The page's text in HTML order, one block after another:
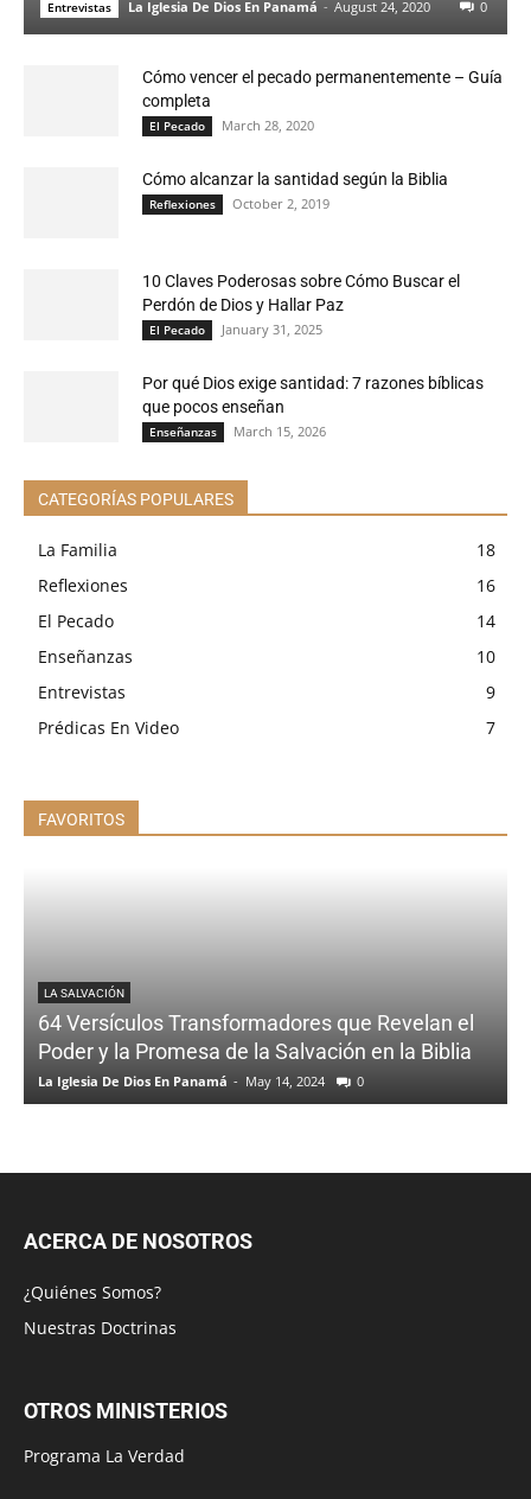
Entrevistas La Iglesia De Dios En Panamá - August 24, 2020 0
Cómo vencer el pecado permanentemente – Guía
completa
El Pecado March 28, 2020
Cómo alcanzar la santidad según la Biblia
Reflexiones October 2, 2019
10 Claves Poderosas sobre Cómo Buscar el
Perdón de Dios y Hallar Paz
El Pecado January 31, 2025
Por qué Dios exige santidad: 7 razones bíblicas
que pocos enseñan
Enseñanzas March 15, 2026
CATEGORÍAS POPULARES
La Familia
18
Reflexiones
16
El Pecado
14
Enseñanzas
10
Entrevistas
9
Prédicas En Video
7
FAVORITOS
LA SALVACIÓN
64 Versículos Transformadores que Revelan el
Poder y la Promesa de la Salvación en la Biblia
La Iglesia De Dios En Panamá - May 14, 2024 0
ACERCA DE NOSOTROS
¿Quiénes Somos?
Nuestras Doctrinas
OTROS MINISTERIOS
Programa La Verdad